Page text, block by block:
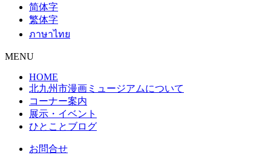
简体字
繁体字
ภาษาไทย
MENU
HOME
北九州市漫画ミュージアムについて
コーナー案内
展示・イベント
ひとことブログ
お問合せ